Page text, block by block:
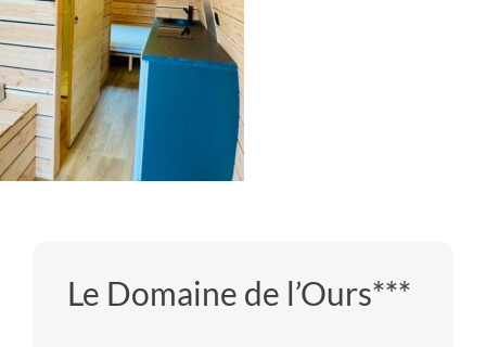
Le Domaine de l’Ours***